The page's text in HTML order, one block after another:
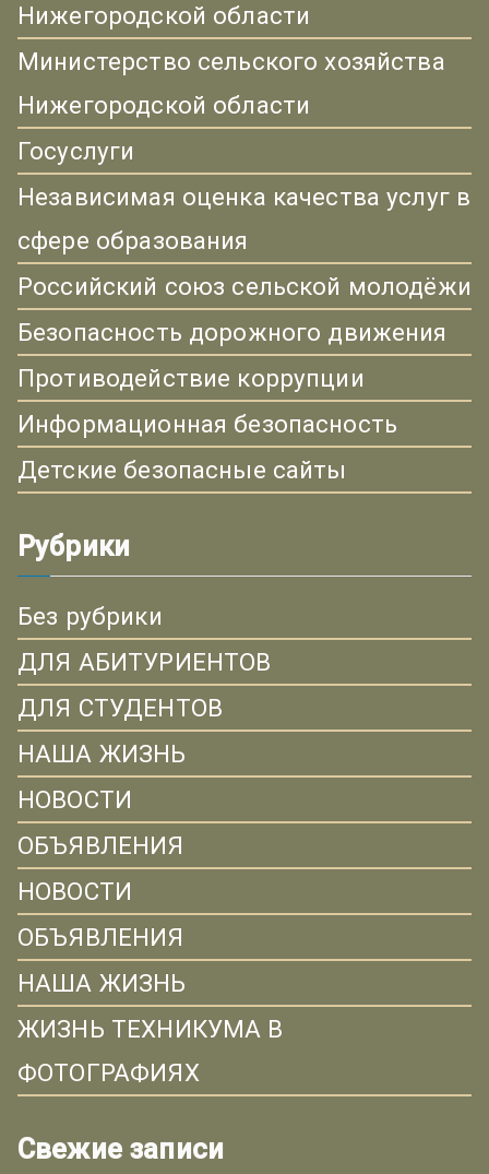
Нижегородской области
Министерство сельского хозяйства
Нижегородской области
Госуслуги
Независимая оценка качества услуг в
сфере образования
Российский союз сельской молодёжи
Безопасность дорожного движения
Противодействие коррупции
Информационная безопасность
Детские безопасные сайты
Рубрики
Без рубрики
ДЛЯ АБИТУРИЕНТОВ
ДЛЯ СТУДЕНТОВ
НАША ЖИЗНЬ
НОВОСТИ
ОБЪЯВЛЕНИЯ
НОВОСТИ
ОБЪЯВЛЕНИЯ
НАША ЖИЗНЬ
ЖИЗНЬ ТЕХНИКУМА В
ФОТОГРАФИЯХ
Свежие записи